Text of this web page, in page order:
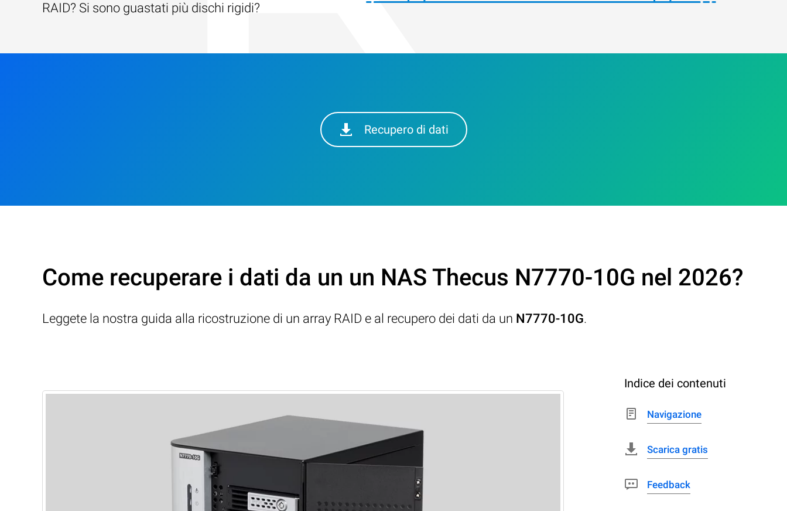
RAID? Si sono guastati più dischi rigidi?
Recupero di dati
Come recuperare i dati da un un NAS Thecus N7770-10G nel 2026?
Leggete la nostra guida alla ricostruzione di un array RAID e al recupero dei dati da un N7770-10G.
Indice dei contenuti
Navigazione
Scarica gratis
Feedback